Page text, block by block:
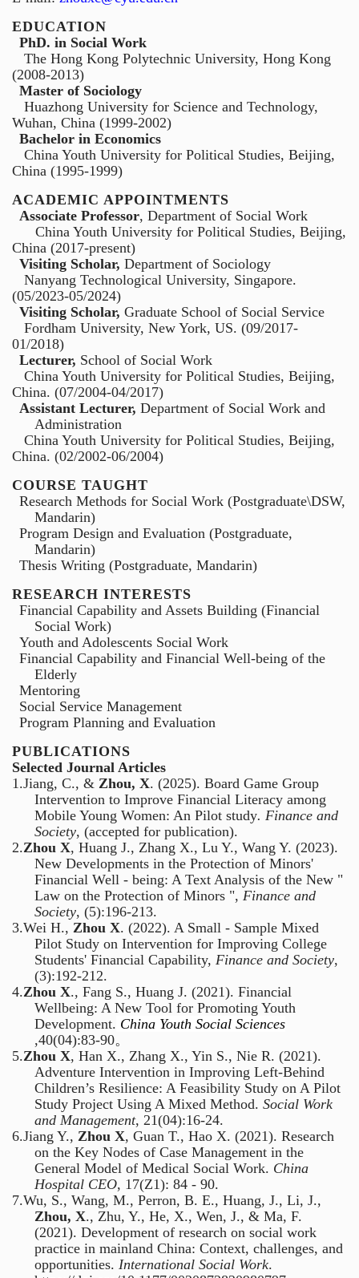
EDUCATION
PhD. in Social Work
The Hong Kong Polytechnic University, Hong Kong
(2008-2013)
Master of Sociology
Huazhong University for Science and Technology,
Wuhan, China (1999-2002)
Bachelor in Economics
China Youth University for Political Studies, Beijing,
China (1995-1999)
ACADEMIC APPOINTMENTS
Associate Professor, Department of Social Work
China Youth University for Political Studies, Beijing,
China (2017-present)
Visiting Scholar, Department of Sociology
Nanyang Technological University, Singapore.
(05/2023-05/2024)
Visiting Scholar, Graduate School of Social Service
Fordham University, New York, US. (09/2017-
01/2018)
Lecturer, School of Social Work
China Youth University for Political Studies, Beijing,
China. (07/2004-04/2017)
Assistant Lecturer, Department of Social Work and
Administration
China Youth University for Political Studies, Beijing,
China. (02/2002-06/2004)
COURSE TAUGHT
Research Methods for Social Work (Postgraduate\DSW,
Mandarin)
Program Design and Evaluation (Postgraduate,
Mandarin)
Thesis Writing (Postgraduate, Mandarin)
RESEARCH INTERESTS
Financial Capability and Assets Building (Financial
Social Work)
Youth and Adolescents Social Work
Financial Capability and Financial Well-being of the
Elderly
Mentoring
Social Service Management
Program Planning and Evaluation
PUBLICATIONS
Selected Journal Articles
1.Jiang, C., & Zhou, X. (2025). Board Game Group
Intervention to Improve Financial Literacy among
Mobile Young Women: An Pilot study. Finance and
Society, (accepted for publication).
2.Zhou X, Huang J., Zhang X., Lu Y., Wang Y. (2023).
New Developments in the Protection of Minors'
Financial Well - being: A Text Analysis of the New "
Law on the Protection of Minors ", Finance and
Society, (5):196-213.
3.Wei H., Zhou X. (2022). A Small - Sample Mixed
Pilot Study on Intervention for Improving College
Students' Financial Capability, Finance and Society,
(3):192-212.
4.Zhou X., Fang S., Huang J. (2021). Financial
Wellbeing: A New Tool for Promoting Youth
Development. China Youth Social Sciences
,40(04):83-90。
5.Zhou X, Han X., Zhang X., Yin S., Nie R. (2021).
Adventure Intervention in Improving Left-Behind
Children’s Resilience: A Feasibility Study on A Pilot
Study Project Using A Mixed Method. Social Work
and Management, 21(04):16-24.
6.Jiang Y., Zhou X, Guan T., Hao X. (2021). Research
on the Key Nodes of Case Management in the
General Model of Medical Social Work. China
Hospital CEO, 17(Z1): 84 - 90.
7.Wu, S., Wang, M., Perron, B. E., Huang, J., Li, J.,
Zhou, X., Zhu, Y., He, X., Wen, J., & Ma, F.
(2021). Development of research on social work
practice in mainland China: Context, challenges, and
opportunities. International Social Work.